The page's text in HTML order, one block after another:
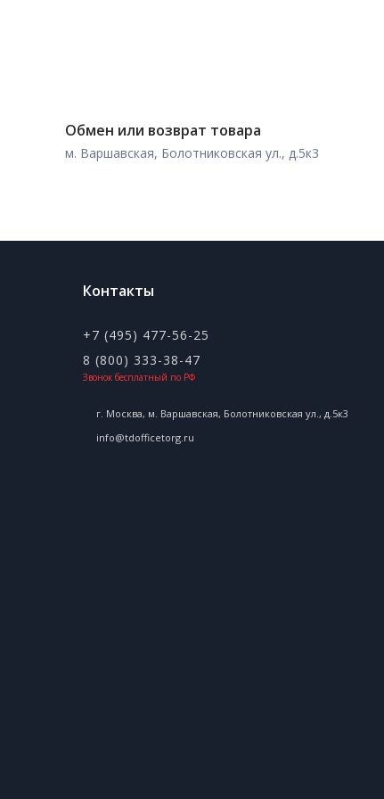
Обмен или возврат товара
м. Варшавская, Болотниковская ул., д.5к3
Контакты
+7 (495) 477-56-25
8 (800) 333-38-47
Звонок бесплатный по РФ
г. Москва, м. Варшавская, Болотниковская ул., д.5к3
info@tdofficetorg.ru